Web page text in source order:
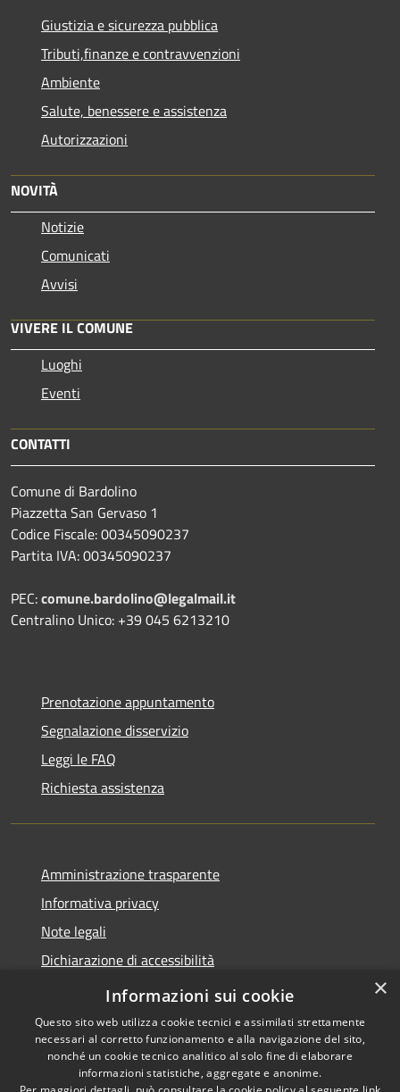
Giustizia e sicurezza pubblica
Tributi,finanze e contravvenzioni
Ambiente
Salute, benessere e assistenza
Autorizzazioni
NOVITÀ
Notizie
Comunicati
Avvisi
VIVERE IL COMUNE
Luoghi
Eventi
CONTATTI
Comune di Bardolino
Piazzetta San Gervaso 1
Codice Fiscale: 00345090237
Partita IVA: 00345090237
PEC:comune.bardolino@legalmail.it
Centralino Unico: +39 045 6213210
Prenotazione appuntamento
Segnalazione disservizio
Leggi le FAQ
Richiesta assistenza
Amministrazione trasparente
Informativa privacy
Note legali
Dichiarazione di accessibilità
Link app municipium
Copyright © 2026 • Comune di
×
Informazioni sui cookie
Questo sito web utilizza cookie tecnici e assimilati strettamente
necessari al corretto funzionamento e alla navigazione del sito,
nonché un cookie tecnico analitico al solo fine di elaborare
informazioni statistiche, aggregate e anonime.